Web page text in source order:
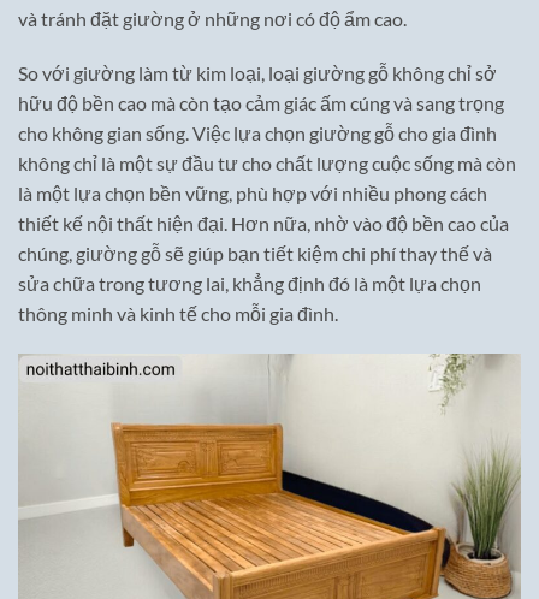
và tránh đặt giường ở những nơi có độ ẩm cao.
So với giường làm từ kim loại, loại giường gỗ không chỉ sở
hữu độ bền cao mà còn tạo cảm giác ấm cúng và sang trọng
cho không gian sống. Việc lựa chọn giường gỗ cho gia đình
không chỉ là một sự đầu tư cho chất lượng cuộc sống mà còn
là một lựa chọn bền vững, phù hợp với nhiều phong cách
thiết kế nội thất hiện đại. Hơn nữa, nhờ vào độ bền cao của
chúng, giường gỗ sẽ giúp bạn tiết kiệm chi phí thay thế và
sửa chữa trong tương lai, khẳng định đó là một lựa chọn
thông minh và kinh tế cho mỗi gia đình.